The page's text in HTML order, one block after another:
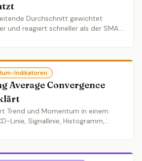
Durchschnitt gewichtet
und reagiert schneller als der SMA.
optimale Perioden, Crossover-
den SMA übertrifft.
Indikatoren
Average Convergence
Trend und Momentum in einem
Linie, Signallinie, Histogramm,
und die besten MACD-Trading-